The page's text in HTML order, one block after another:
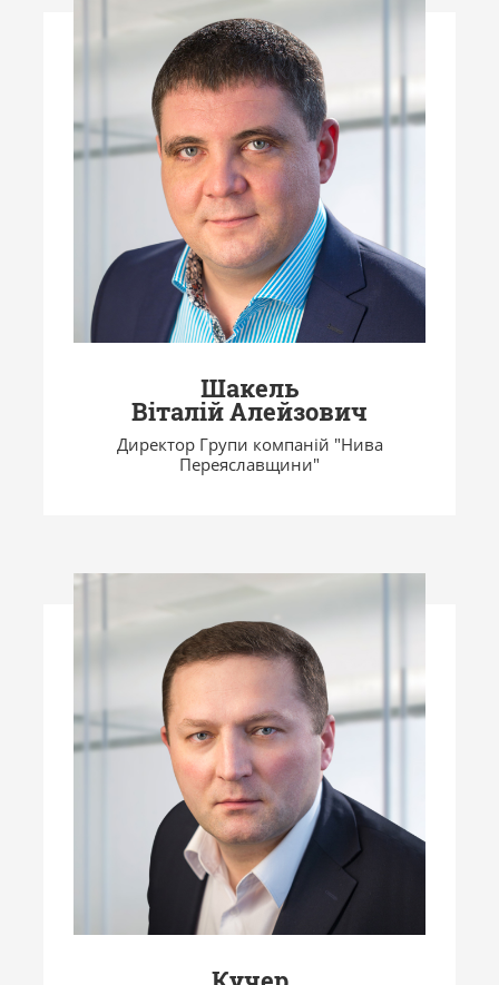
Шакель
Віталій Алейзович
Директор Групи компаній "Нива
Переяславщини"